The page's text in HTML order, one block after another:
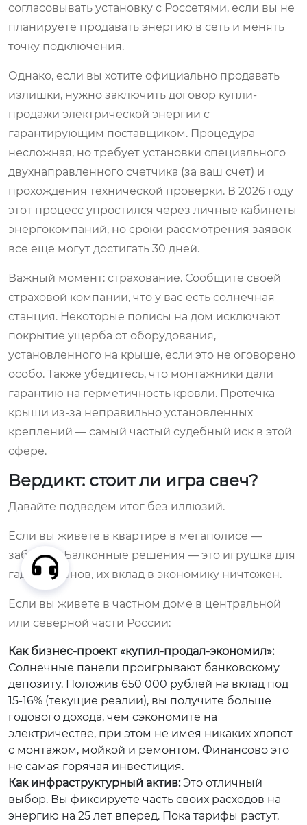
согласовывать установку с Россетями, если вы не
планируете продавать энергию в сеть и менять
точку подключения.
Однако, если вы хотите официально продавать
излишки, нужно заключить договор купли-
продажи электрической энергии с
гарантирующим поставщиком. Процедура
несложная, но требует установки специального
двухнаправленного счетчика (за ваш счет) и
прохождения технической проверки. В 2026 году
этот процесс упростился через личные кабинеты
энергокомпаний, но сроки рассмотрения заявок
все еще могут достигать 30 дней.
Важный момент: страхование. Сообщите своей
страховой компании, что у вас есть солнечная
станция. Некоторые полисы на дом исключают
покрытие ущерба от оборудования,
установленного на крыше, если это не оговорено
особо. Также убедитесь, что монтажники дали
гарантию на герметичность кровли. Протечка
крыши из-за неправильно установленных
креплений — самый частый судебный иск в этой
сфере.
Вердикт: стоит ли игра свеч?
Давайте подведем итог без иллюзий.
Если вы живете в квартире в мегаполисе —
забудьте. Балконные решения — это игрушка для
гаджетоманов, их вклад в экономику ничтожен.
Если вы живете в частном доме в центральной
или северной части России:
Как бизнес-проект «купил-продал-экономил»:
Солнечные панели проигрывают банковскому
депозиту. Положив 650 000 рублей на вклад под
15-16% (текущие реалии), вы получите больше
годового дохода, чем сэкономите на
электричестве, при этом не имея никаких хлопот
с монтажом, мойкой и ремонтом. Финансово это
не самая горячая инвестиция.
Как инфраструктурный актив:Это отличный
выбор. Вы фиксируете часть своих расходов на
энергию на 25 лет вперед. Пока тарифы растут,